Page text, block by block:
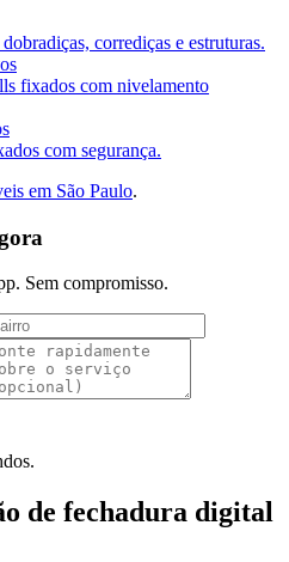
corrediças e estruturas.
fixados com nivelamento
com segurança.
em São Paulo.
Sem compromisso.
de fechadura digital